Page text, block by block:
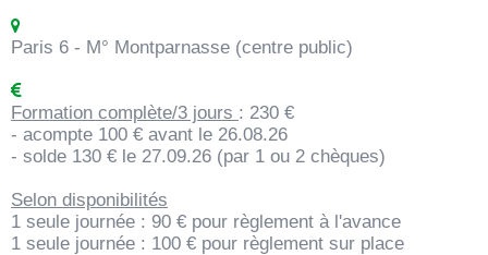
Paris 6 - M° Montparnasse (centre public)
Formation complète/3 jours : 230 €
- acompte 100 € avant le 26.08.26
- solde 130 € le 27.09.26 (par 1 ou 2 chèques)
Selon disponibilités
1 seule journée : 90 € pour règlement à l'avance
1 seule journée : 100 € pour règlement sur place